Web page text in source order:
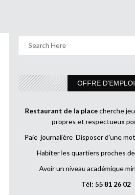
OFFRE D’EMPLOI
Restaurant de la placecherche
propres et respectueux
Paie journalière Disposer d’une
Habiter les quartiers proches
Avoir un niveau académique
Tél: 55 81 26 02